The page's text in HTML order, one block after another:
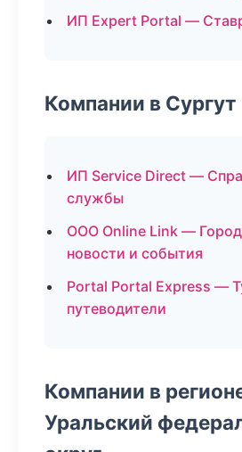
ИП Expert Portal —
Компании в Сургут
ИП Service Direct —
службы
ООО Online Link —
новости и события
Portal Portal Express —
путеводители
Компании в
Уральский